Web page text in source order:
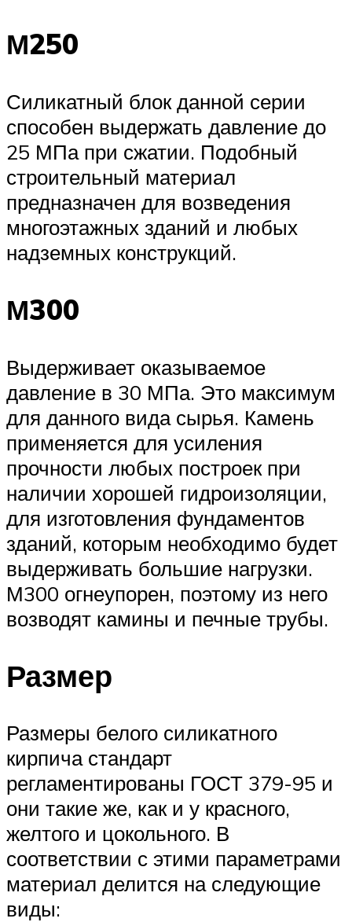
М250
Силикатный блок данной серии
способен выдержать давление до
25 МПа при сжатии. Подобный
строительный материал
предназначен для возведения
многоэтажных зданий и любых
надземных конструкций.
М300
Выдерживает оказываемое
давление в 30 МПа. Это максимум
для данного вида сырья. Камень
применяется для усиления
прочности любых построек при
наличии хорошей гидроизоляции,
для изготовления фундаментов
зданий, которым необходимо будет
выдерживать большие нагрузки.
М300 огнеупорен, поэтому из него
возводят камины и печные трубы.
Размер
Размеры белого силикатного
кирпича стандарт
регламентированы ГОСТ 379-95 и
они такие же, как и у красного,
желтого и цокольного. В
соответствии с этими параметрами
материал делится на следующие
виды: